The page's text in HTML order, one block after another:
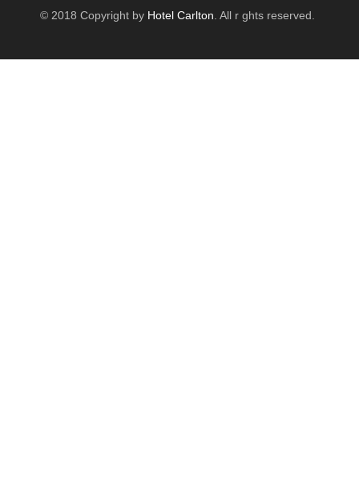
© 2018 Copyright by Hotel Carlton . All r ghts reserved.